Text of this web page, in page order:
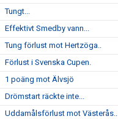
Tungt...
Effektivt Smedby vann...
Tung förlust mot Hertzöga..
Förlust i Svenska Cupen.
1 poäng mot Älvsjö
Drömstart räckte inte...
Uddamålsförlust mot Västerås..